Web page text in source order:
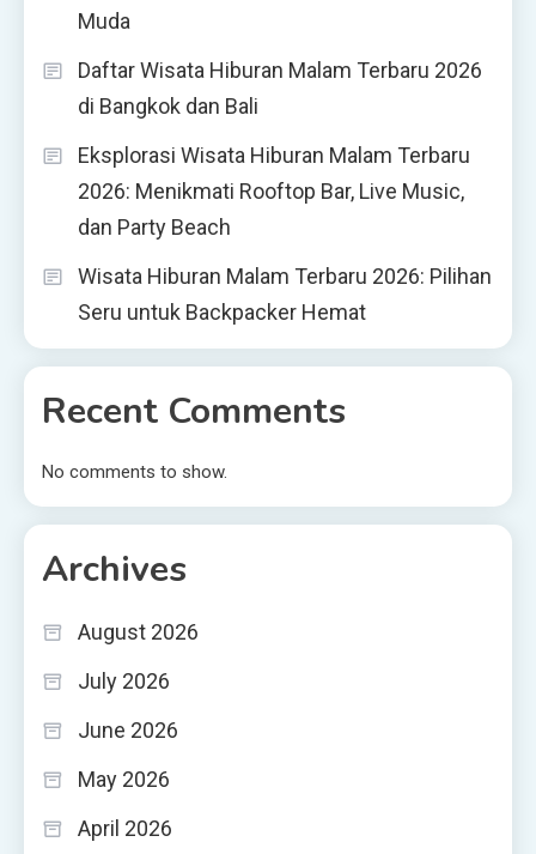
Muda
Daftar Wisata Hiburan Malam Terbaru 2026
di Bangkok dan Bali
Eksplorasi Wisata Hiburan Malam Terbaru
2026: Menikmati Rooftop Bar, Live Music,
dan Party Beach
Wisata Hiburan Malam Terbaru 2026: Pilihan
Seru untuk Backpacker Hemat
Recent Comments
No comments to show.
Archives
August 2026
July 2026
June 2026
May 2026
April 2026